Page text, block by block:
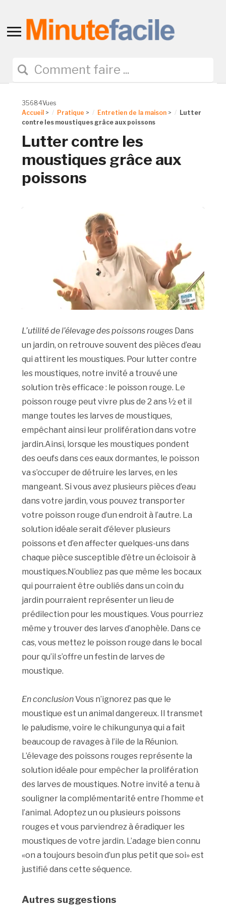
Toggle
navigation
35684Vues
Accueil > Pratique > Entretien de la maison >
Lutter
contre les moustiques grâce aux poissons
Lutter contre les
moustiques grâce aux
poissons
L’utilité de l’élevage des poissons rouges Dans
un jardin, on retrouve souvent des pièces d’eau
qui attirent les moustiques. Pour lutter contre
les moustiques, notre invité a trouvé une
solution très efficace : le poisson rouge. Le
poisson rouge peut vivre plus de 2 ans ½ et il
mange toutes les larves de moustiques,
empêchant ainsi leur prolifération dans votre
jardin.Ainsi, lorsque les moustiques pondent
des oeufs dans ces eaux dormantes, le poisson
va s’occuper de détruire les larves, en les
mangeant. Si vous avez plusieurs pièces d’eau
dans votre jardin, vous pouvez transporter
votre poisson rouge d’un endroit à l’autre. La
solution idéale serait d’élever plusieurs
poissons et d’en affecter quelques-uns dans
chaque pièce susceptible d’être un écloisoir à
moustiques.N’oubliez pas que même les bocaux
qui pourraient être oubliés dans un coin du
jardin pourraient représenter un lieu de
prédilection pour les moustiques. Vous pourriez
même y trouver des larves d’anophèle. Dans ce
cas, vous mettez le poisson rouge dans le bocal
pour qu’il s’offre un festin de larves de
moustique.
En conclusionVous n’ignorez pas que le
moustique est un animal dangereux. Il transmet
le paludisme, voire le chikungunya qui a fait
beaucoup de ravages à l’ile de la Réunion.
L’élevage des poissons rouges représente la
solution idéale pour empêcher la prolifération
des larves de moustiques. Notre invité a tenu à
souligner la complémentarité entre l’homme et
l’animal. Adoptez un ou plusieurs poissons
rouges et vous parviendrez à éradiquer les
moustiques de votre jardin. L’adage bien connu
«on a toujours besoin d’un plus petit que soi» est
justifié dans cette séquence.
Autres suggestions